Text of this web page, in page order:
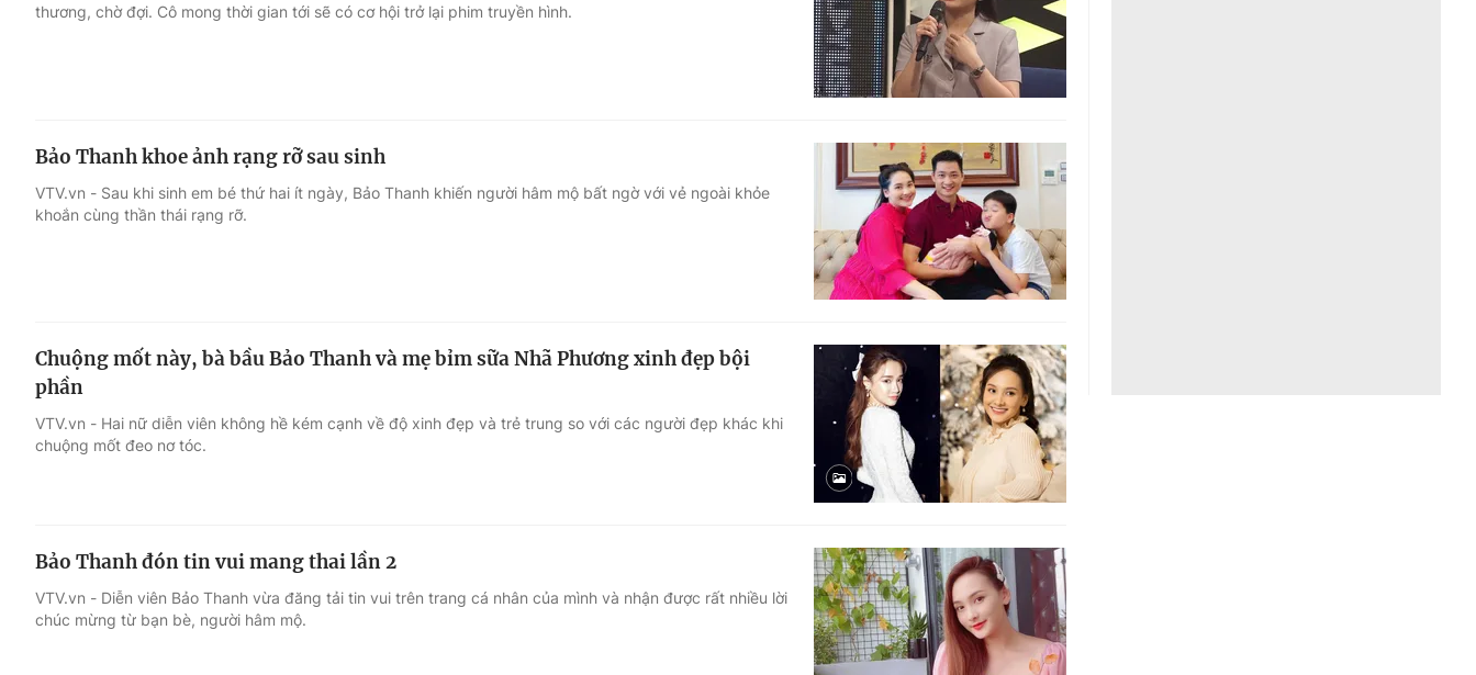
Góc ảnh
Điện ảnh
Âm nhạc
Sao
Làm đẹp
Học trực tuyến
Công nghệ
Hitech Công nghệ tương lai
Sản phẩm
Thị trường
Tư vấn
thương, chờ đợi. Cô mong thời gian tới sẽ có cơ hội trở lại phim truyền hình.
Bảo Thanh khoe ảnh rạng rỡ sau sinh
VTV.vn - Sau khi sinh em bé thứ hai ít ngày, Bảo Thanh khiến người hâm mộ bất ngờ với vẻ ngoài khỏe
khoắn cùng thần thái rạng rỡ.
Chuộng mốt này, bà bầu Bảo Thanh và mẹ bỉm sữa Nhã Phương xinh đẹp bội
phần
VTV.vn - Hai nữ diễn viên không hề kém cạnh về độ xinh đẹp và trẻ trung so với các người đẹp khác khi
chuộng mốt đeo nơ tóc.
Bảo Thanh đón tin vui mang thai lần 2
VTV.vn - Diễn viên Bảo Thanh vừa đăng tải tin vui trên trang cá nhân của mình và nhận được rất nhiều lời
chúc mừng từ bạn bè, người hâm mộ.